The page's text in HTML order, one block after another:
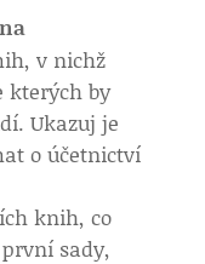
v nichž
kterých by
Ukazuj je
o účetnictví
knih, co
sady,